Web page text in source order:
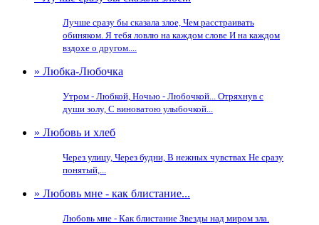
Лучше сразу бы сказала злое, Чем расстраивать
обиняком. Я тебя ловлю на каждом слове И на каждом
вздохе о другом....
» Любка-Любочка
Утром - Любкой, Ночью - Любочкой... Отряхнув с
души золу, С виноватою улыбочкой...
» Любовь и хлеб
Через улицу, Через будни, В нежных чувствах Не сразу
понятый,...
» Любовь мне - как блистание...
Любовь мне - Как блистание Звезды над миром зла.